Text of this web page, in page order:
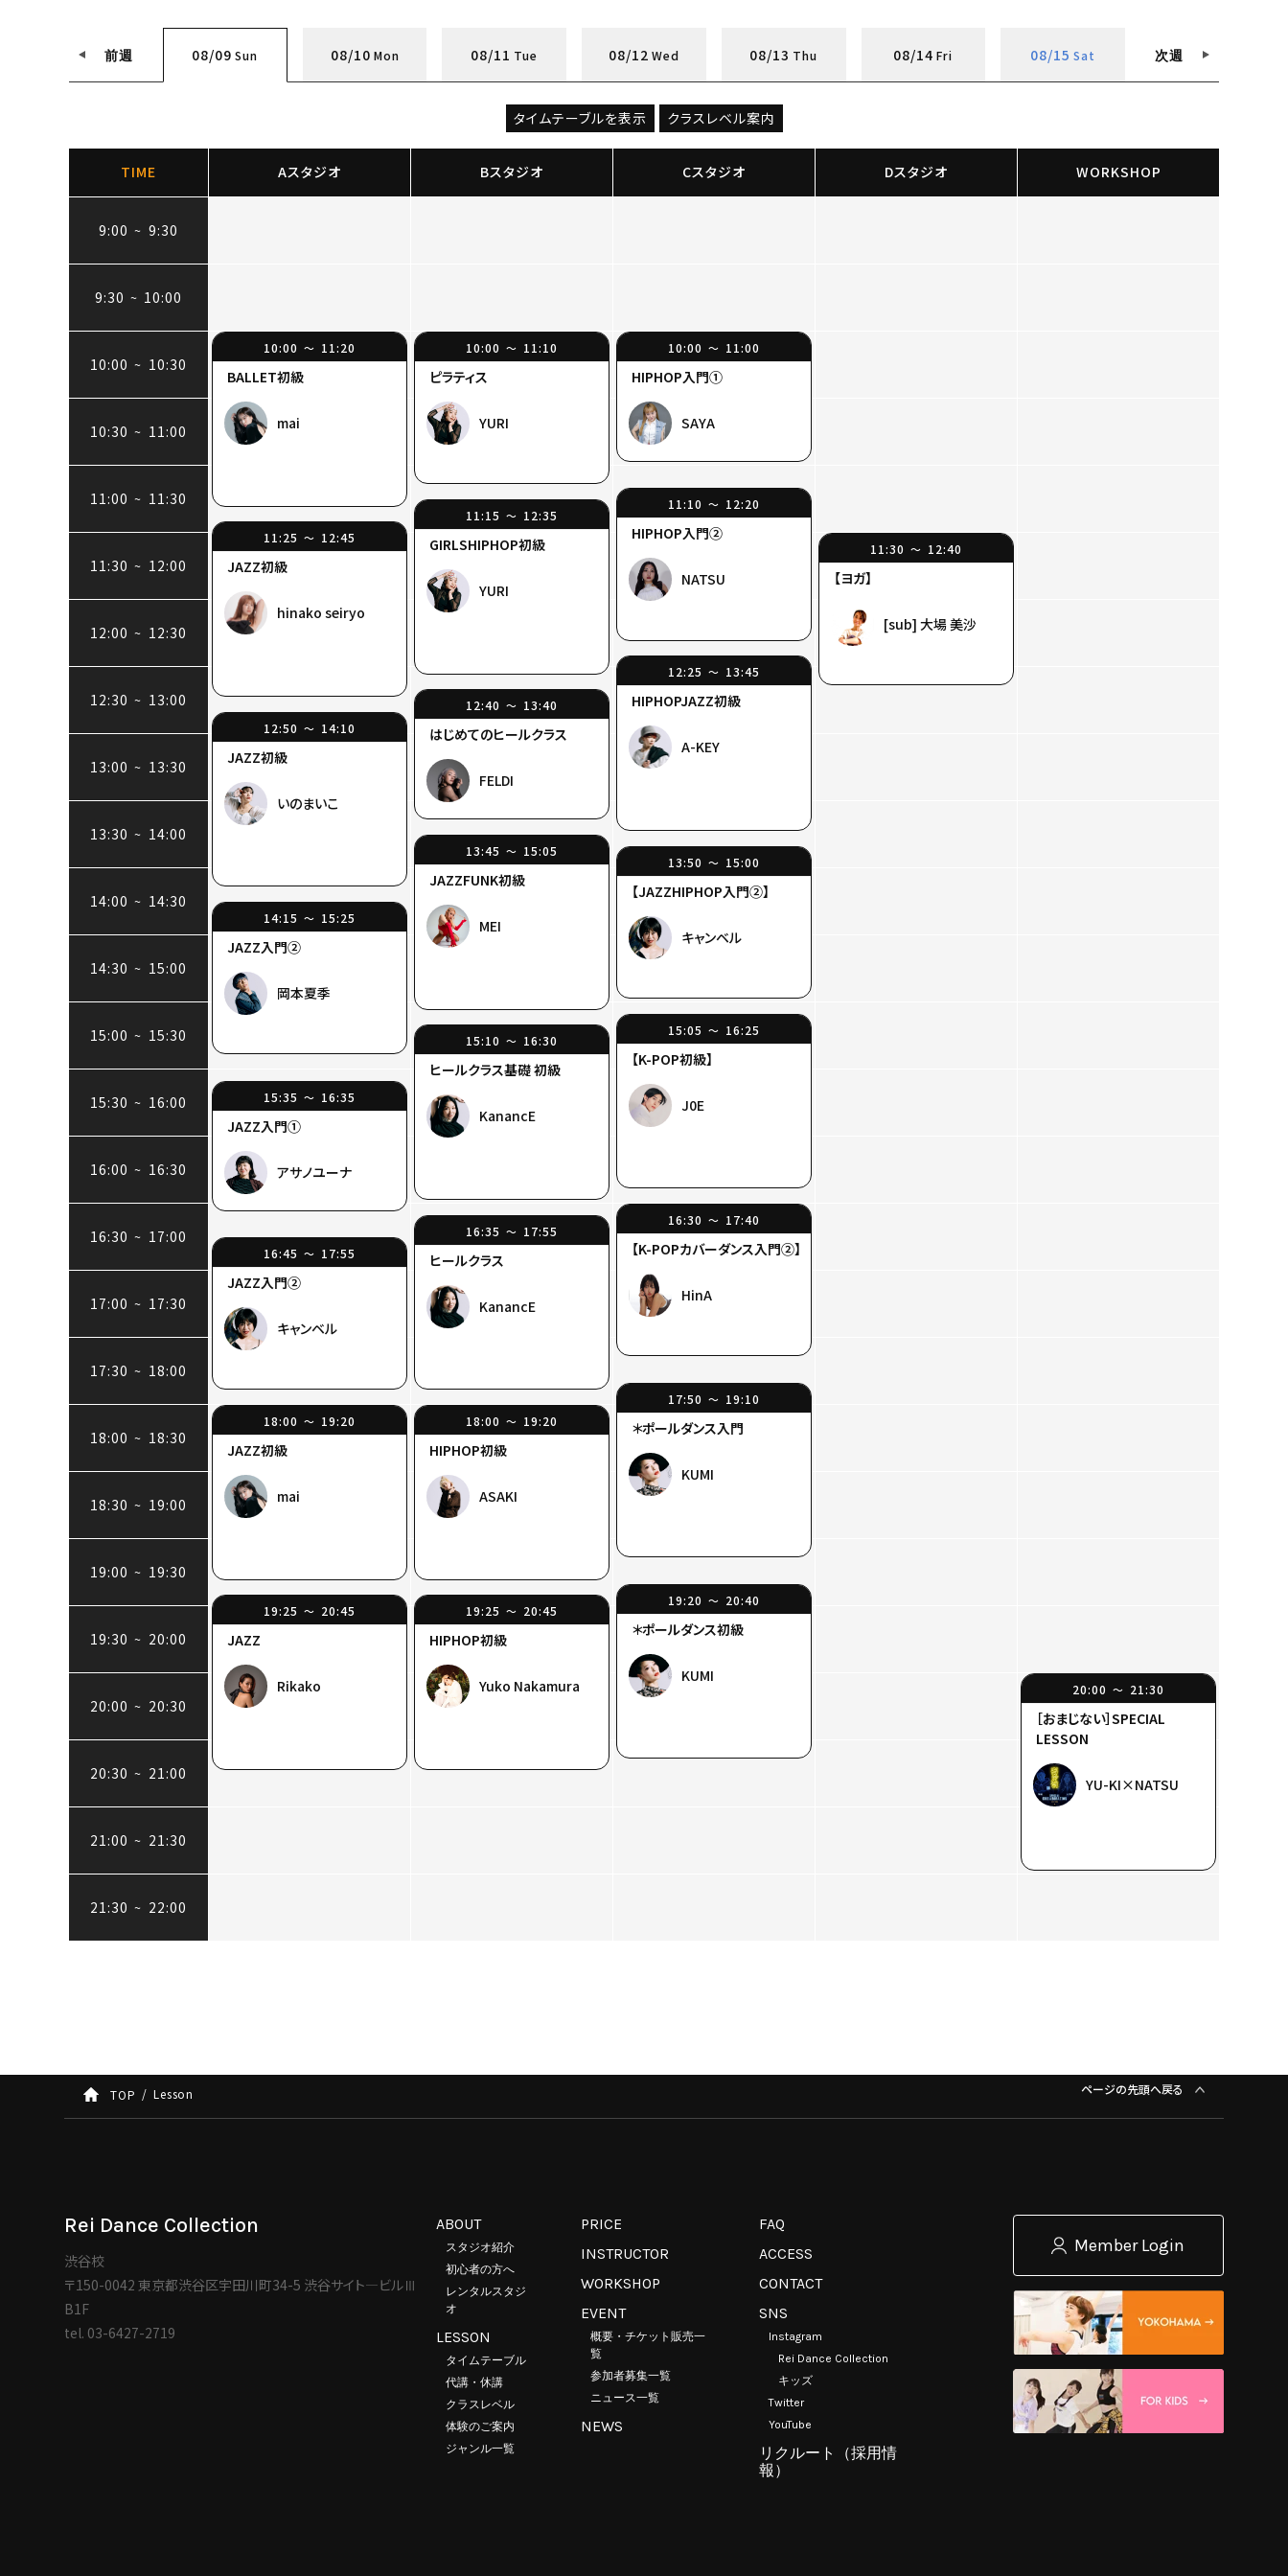
前週 08/09 Sun 08/10 Mon 08/11 Tue 08/12 Wed 08/13 Thu 08/14 Fri 08/15 Sat 次週
タイムテーブルを表示 クラスレベル案内
TIME Aスタジオ Bスタジオ Cスタジオ Dスタジオ WORKSHOP
9:00 ~ 9:30
9:30 ~ 10:00
10:00 ~ 10:30
10:30 ~ 11:00
11:00 ~ 11:30
11:30 ~ 12:00
12:00 ~ 12:30
12:30 ~ 13:00
13:00 ~ 13:30
13:30 ~ 14:00
14:00 ~ 14:30
14:30 ~ 15:00
15:00 ~ 15:30
15:30 ~ 16:00
16:00 ~ 16:30
16:30 ~ 17:00
17:00 ~ 17:30
17:30 ~ 18:00
18:00 ~ 18:30
18:30 ~ 19:00
19:00 ~ 19:30
19:30 ~ 20:00
20:00 ~ 20:30
20:30 ~ 21:00
21:00 ~ 21:30
21:30 ~ 22:00
10:00 〜 11:20
BALLET初級
mai
11:25 〜 12:45
JAZZ初級
hinako seiryo
12:50 〜 14:10
JAZZ初級
いのまいこ
14:15 〜 15:25
JAZZ入門②
岡本夏季
15:35 〜 16:35
JAZZ入門①
アサノユーナ
16:45 〜 17:55
JAZZ入門②
キャンベル
18:00 〜 19:20
JAZZ初級
mai
19:25 〜 20:45
JAZZ
Rikako
10:00 〜 11:10
ピラティス
YURI
11:15 〜 12:35
GIRLSHIPHOP初級
YURI
12:40 〜 13:40
はじめてのヒールクラス
FELDI
13:45 〜 15:05
JAZZFUNK初級
MEI
15:10 〜 16:30
ヒールクラス基礎 初級
KanancE
16:35 〜 17:55
ヒールクラス
KanancE
18:00 〜 19:20
HIPHOP初級
ASAKI
19:25 〜 20:45
HIPHOP初級
Yuko Nakamura
10:00 〜 11:00
HIPHOP入門①
SAYA
11:10 〜 12:20
HIPHOP入門②
NATSU
12:25 〜 13:45
HIPHOPJAZZ初級
A-KEY
13:50 〜 15:00
【JAZZHIPHOP入門②】
キャンベル
15:05 〜 16:25
【K-POP初級】
J0E
16:30 〜 17:40
【K-POPカバーダンス入門②】
HinA
17:50 〜 19:10
＊ポールダンス入門
KUMI
19:20 〜 20:40
＊ポールダンス初級
KUMI
11:30 〜 12:40
【ヨガ】
[sub] 大場 美沙
20:00 〜 21:30
［おまじない］SPECIAL
LESSON
YU-KI×NATSU
TOP Lesson ページの先頭へ戻る
Rei Dance Collection
渋谷校
〒150-0042 東京都渋谷区宇田川町34-5 渋谷サイト―ビルⅢ
B1F
tel. 03-6427-2719
ABOUT
スタジオ紹介
初心者の方へ
レンタルスタジ
オ
LESSON
タイムテーブル
代講・休講
クラスレベル
体験のご案内
ジャンル一覧
PRICE
INSTRUCTOR
WORKSHOP
EVENT
概要・チケット販売一
覧
参加者募集一覧
ニュース一覧
NEWS
FAQ
ACCESS
CONTACT
SNS
Instagram
Rei Dance Collection
キッズ
Twitter
YouTube
リクルート（採用情
報）
Member Login